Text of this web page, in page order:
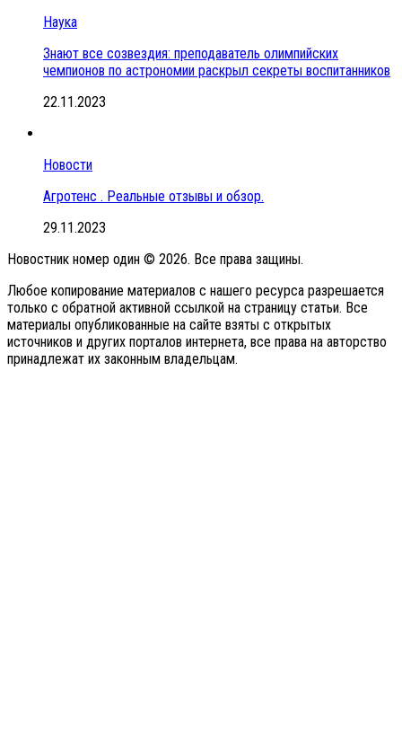
Наука
Знают все созвездия: преподаватель олимпийских
чемпионов по астрономии раскрыл секреты воспитанников
22.11.2023
Новости
Агротенс . Реальные отзывы и обзор.
29.11.2023
Новостник номер один © 2026. Все права защины.
Любое копирование материалов с нашего ресурса разрешается
только с обратной активной ссылкой на страницу статьи. Все
материалы опубликованные на сайте взяты с открытых
источников и других порталов интернета, все права на авторство
принадлежат их законным владельцам.